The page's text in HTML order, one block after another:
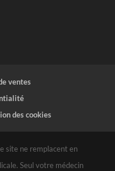
ventes
des cookies
site ne remplacent en
Seul votre médecin